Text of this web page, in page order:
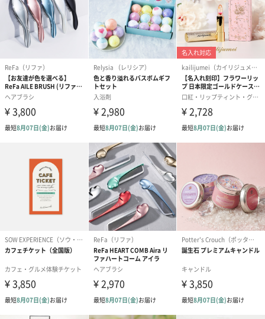
ハンドクリーム3本セッ
ト【ありがとう】
（1,100円）
シャワージェル＆ハン
ドクリーム（ピンクグ
レープフルーツ）
（2,145円）
シャワージェ
ドクリーム（
ッシュローズ
円）
リラックスグッズ
リラックスグッズを同梱してお届けします。
かき氷入浴剤4点セット
（ブルー）（748円）
かき氷入浴剤4点セット
（イエロー）（748円）
バスフラワー
【Thank you
円）